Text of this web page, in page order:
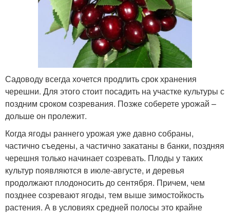
Садоводу всегда хочется продлить срок хранения
черешни. Для этого стоит посадить на участке культуры с
поздним сроком созревания. Позже соберете урожай –
дольше он пролежит.
Когда ягоды раннего урожая уже давно собраны,
частично съедены, а частично закатаны в банки, поздняя
черешня только начинает созревать. Плоды у таких
культур появляются в июле-августе, и деревья
продолжают плодоносить до сентября. Причем, чем
позднее созревают ягоды, тем выше зимостойкость
растения. А в условиях средней полосы это крайне